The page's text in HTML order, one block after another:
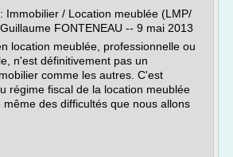
Immobilier / Location meublée (LMP/
FONTENEAU -- 9 mai 2013
location meublée, professionnelle ou
n'est définitivement pas un
comme les autres. C'est
régime fiscal de la location meublée
des difficultés que nous allons